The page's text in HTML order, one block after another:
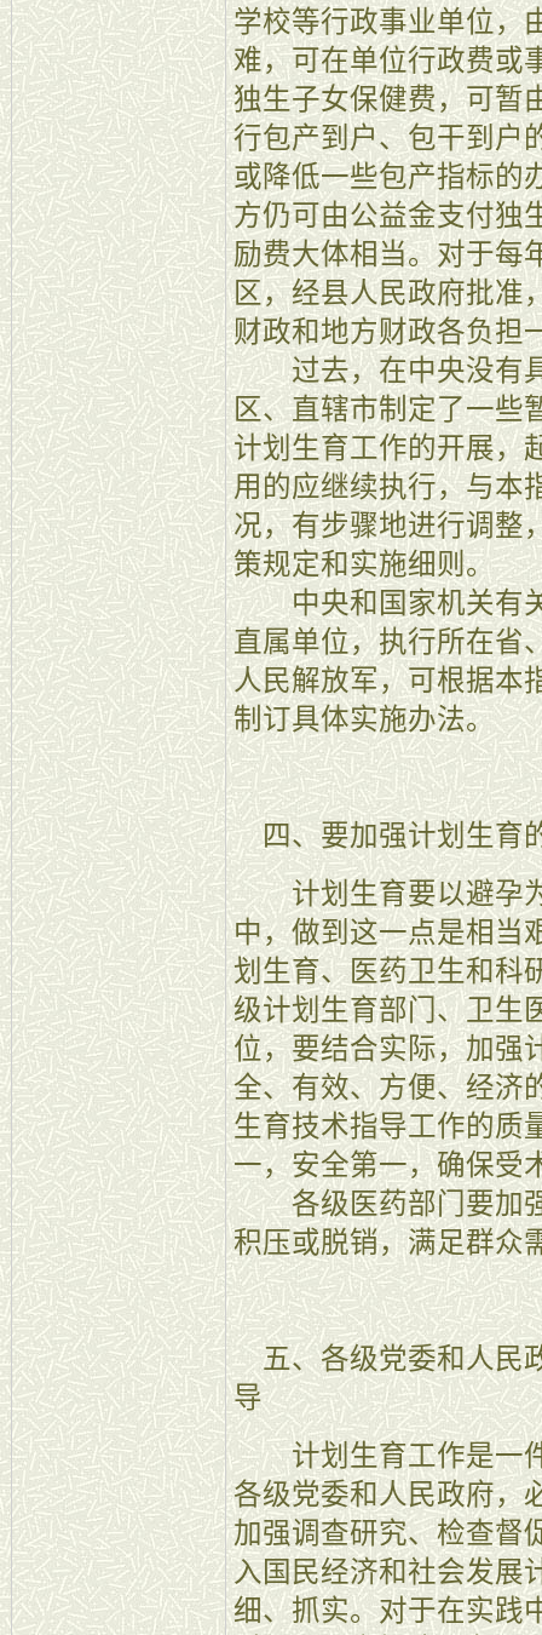
学校等行政事业单位，
难，可在单位行政费或
独生子女保健费，可暂
行包产到户、包干到户
或降低一些包产指标的
方仍可由公益金支付独
励费大体相当。对于每
区，经县人民政府批准
财政和地方财政各负担
过去，在中央没有具
区、直辖市制定了一些
计划生育工作的开展，
用的应继续执行，与本
况，有步骤地进行调整
策规定和实施细则。
中央和国家机关有关
直属单位，执行所在省
人民解放军，可根据本
制订具体实施办法。
四、要加强计划生育
计划生育要以避孕为
中，做到这一点是相当
划生育、医药卫生和科
级计划生育部门、卫生
位，要结合实际，加强
全、有效、方便、经济
生育技术指导工作的质
一，安全第一，确保受
各级医药部门要加强
积压或脱销，满足群众
五、各级党委和人民
导
计划生育工作是一件
各级党委和人民政府，
加强调查研究、检查督
入国民经济和社会发展
细、抓实。对于在实践